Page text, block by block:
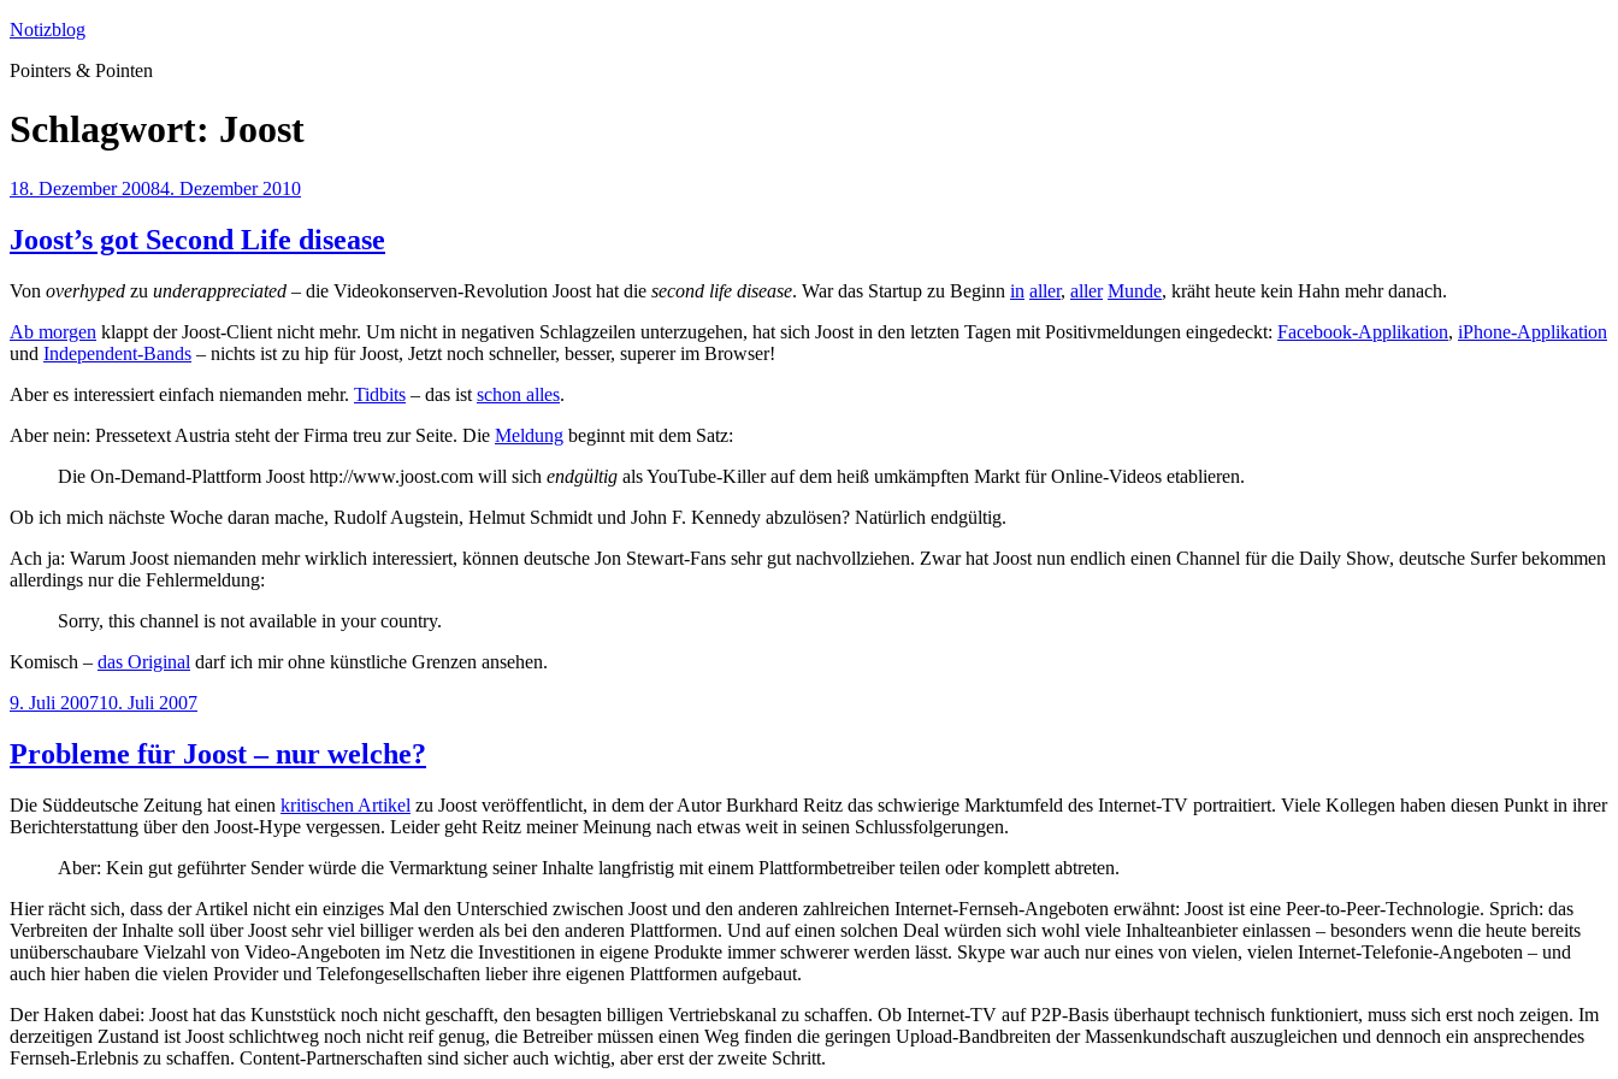
Zum
springen
Notizblog
Pointers & Pointen
Schlagwort: Joost
Veröffentlicht
18. Dezember 20084. Dezember 2010
Joost’s got Second Life disease
Von overhyped zu underappreciated – die Videokonserven-Revolution Joost hat die second life disease. War das Startup zu Beginn in aller, aller Munde, kräht heute kein Hahn mehr danach.
Ab morgen klappt der Joost-Client nicht mehr. Um nicht in negativen Schlagzeilen unterzugehen, hat sich Joost in den letzten Tagen mit Positivmeldungen eingedeckt: Facebook-Applikation, iPhone-Applikation
und Independent-Bands – nichts ist zu hip für Joost, Jetzt noch schneller, besser, superer im Browser!
Aber es interessiert einfach niemanden mehr. Tidbits – das ist schon alles.
Aber nein: Pressetext Austria steht der Firma treu zur Seite. Die Meldung beginnt mit dem Satz:
Die On-Demand-Plattform Joost http://www.joost.com will sich endgültig als YouTube-Killer auf dem heiß umkämpften Markt für Online-Videos etablieren.
Ob ich mich nächste Woche daran mache, Rudolf Augstein, Helmut Schmidt und John F. Kennedy abzulösen? Natürlich endgültig.
Ach ja: Warum Joost niemanden mehr wirklich interessiert, können deutsche Jon Stewart-Fans sehr gut nachvollziehen. Zwar hat Joost nun endlich einen Channel für die Daily Show, deutsche Surfer bekommen
allerdings nur die Fehlermeldung:
Sorry, this channel is not available in your country.
Komisch – das Original darf ich mir ohne künstliche Grenzen ansehen.
Veröffentlicht
9. Juli 200710. Juli 2007
Probleme für Joost – nur welche?
Die Süddeutsche Zeitung hat einen kritischen Artikel zu Joost veröffentlicht, in dem der Autor Burkhard Reitz das schwierige Marktumfeld des Internet-TV portraitiert. Viele Kollegen haben diesen Punkt in ihrer
Berichterstattung über den Joost-Hype vergessen. Leider geht Reitz meiner Meinung nach etwas weit in seinen Schlussfolgerungen.
Aber: Kein gut geführter Sender würde die Vermarktung seiner Inhalte langfristig mit einem Plattformbetreiber teilen oder komplett abtreten.
Hier rächt sich, dass der Artikel nicht ein einziges Mal den Unterschied zwischen Joost und den anderen zahlreichen Internet-Fernseh-Angeboten erwähnt: Joost ist eine Peer-to-Peer-Technologie. Sprich: das
Verbreiten der Inhalte soll über Joost sehr viel billiger werden als bei den anderen Plattformen. Und auf einen solchen Deal würden sich wohl viele Inhalteanbieter einlassen – besonders wenn die heute bereits
unüberschaubare Vielzahl von Video-Angeboten im Netz die Investitionen in eigene Produkte immer schwerer werden lässt. Skype war auch nur eines von vielen, vielen Internet-Telefonie-Angeboten – und
auch hier haben die vielen Provider und Telefongesellschaften lieber ihre eigenen Plattformen aufgebaut.
Der Haken dabei: Joost hat das Kunststück noch nicht geschafft, den besagten billigen Vertriebskanal zu schaffen. Ob Internet-TV auf P2P-Basis überhaupt technisch funktioniert, muss sich erst noch zeigen. Im
derzeitigen Zustand ist Joost schlichtweg noch nicht reif genug, die Betreiber müssen einen Weg finden die geringen Upload-Bandbreiten der Massenkundschaft auszugleichen und dennoch ein ansprechendes
Fernseh-Erlebnis zu schaffen. Content-Partnerschaften sind sicher auch wichtig, aber erst der zweite Schritt.